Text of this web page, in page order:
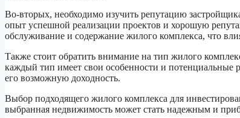
Во-вторых, необходимо изучить репутацию
опыт успешной реализации проектов и хорошую
обслуживание и содержание жилого комплекса, что
Также стоит обратить внимание на тип жилого
каждый тип имеет свои особенности и потенциальные
его возможную доходность.
Выбор подходящего жилого комплекса для
выбранная недвижимость может стать надежным и